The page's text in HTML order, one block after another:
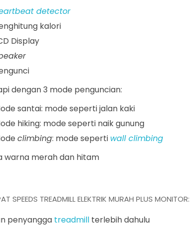
detector
kalori
Display
dengan 3 mode penguncian:
santai: mode seperti jalan kaki
hiking: mode seperti naik gunung
climbing: mode seperti wall climbing
warna merah dan hitam
SPEEDS TREADMILL ELEKTRIK MURAH PLUS MONITOR:
penyangga treadmillterlebih dahulu